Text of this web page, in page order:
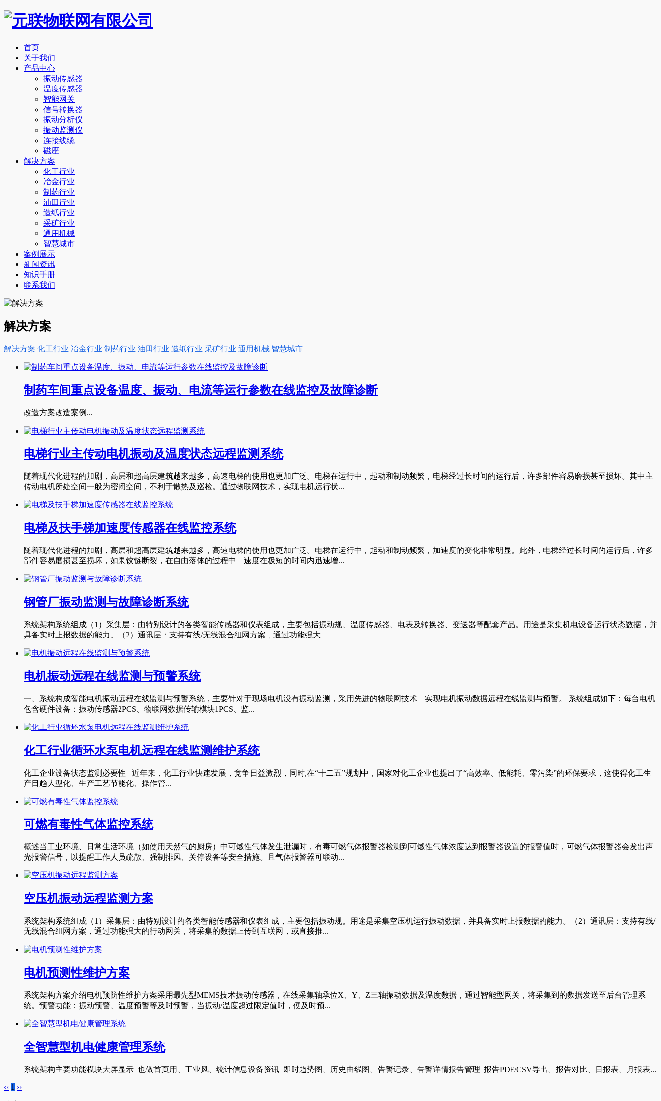
首页
关于我们
产品中心
振动传感器
温度传感器
智能网关
信号转换器
振动分析仪
振动监测仪
连接线缆
磁座
解决方案
化工行业
冶金行业
制药行业
油田行业
造纸行业
采矿行业
通用机械
智慧城市
案例展示
新闻资讯
知识手册
联系我们
解决方案
解决方案 化工行业 冶金行业 制药行业 油田行业 造纸行业 采矿行业 通用机械 智慧城市
制药车间重点设备温度、振动、电流等运行参数在线监控及故障诊断
改造方案改造案例...
电梯行业主传动电机振动及温度状态远程监测系统
随着现代化进程的加剧，高层和超高层建筑越来越多，高速电梯的使用也更加广泛。电梯在运行中，起动和制动频繁，电梯经过长时间的运行后，许多部件容易磨损甚至损坏。其中主
传动电机所处空间一般为密闭空间，不利于散热及巡检。通过物联网技术，实现电机运行状...
电梯及扶手梯加速度传感器在线监控系统
随着现代化进程的加剧，高层和超高层建筑越来越多，高速电梯的使用也更加广泛。电梯在运行中，起动和制动频繁，加速度的变化非常明显。此外，电梯经过长时间的运行后，许多
部件容易磨损甚至损坏，如果铰链断裂，在自由落体的过程中，速度在极短的时间内迅速增...
钢管厂振动监测与故障诊断系统
系统架构系统组成（1）采集层：由特别设计的各类智能传感器和仪表组成，主要包括振动规、温度传感器、电表及转换器、变送器等配套产品。用途是采集机电设备运行状态数据，并
具备实时上报数据的能力。（2）通讯层：支持有线/无线混合组网方案，通过功能强大...
电机振动远程在线监测与预警系统
一、系统构成智能电机振动远程在线监测与预警系统，主要针对于现场电机没有振动监测，采用先进的物联网技术，实现电机振动数据远程在线监测与预警。 系统组成如下：每台电机
包含硬件设备：振动传感器2PCS、物联网数据传输模块1PCS、监...
化工行业循环水泵电机远程在线监测维护系统
化工企业设备状态监测必要性 近年来，化工行业快速发展，竞争日益激烈，同时,在“十二五”规划中，国家对化工企业也提出了“高效率、低能耗、零污染”的环保要求，这使得化工生
产日趋大型化、生产工艺节能化、操作管...
可燃有毒性气体监控系统
概述当工业环境、日常生活环境（如使用天然气的厨房）中可燃性气体发生泄漏时，有毒可燃气体报警器检测到可燃性气体浓度达到报警器设置的报警值时，可燃气体报警器会发出声
光报警信号，以提醒工作人员疏散、强制排风、关停设备等安全措施。且气体报警器可联动...
空压机振动远程监测方案
系统架构系统组成（1）采集层：由特别设计的各类智能传感器和仪表组成，主要包括振动规。用途是采集空压机运行振动数据，并具备实时上报数据的能力。（2）通讯层：支持有线/
无线混合组网方案，通过功能强大的行动网关，将采集的数据上传到互联网，或直接推...
电机预测性维护方案
系统架构方案介绍电机预防性维护方案采用最先型MEMS技术振动传感器，在线采集轴承位X、Y、Z三轴振动数据及温度数据，通过智能型网关，将采集到的数据发送至后台管理系
统。预警功能：振动预警、温度预警等及时预警，当振动/温度超过限定值时，便及时预...
全智慧型机电健康管理系统
系统架构主要功能模块大屏显示 也做首页用、工业风、统计信息设备资讯 即时趋势图、历史曲线图、告警记录、告警详情报告管理 报告PDF/CSV导出、报告对比、日报表、月报表...
‹‹ 1 ››